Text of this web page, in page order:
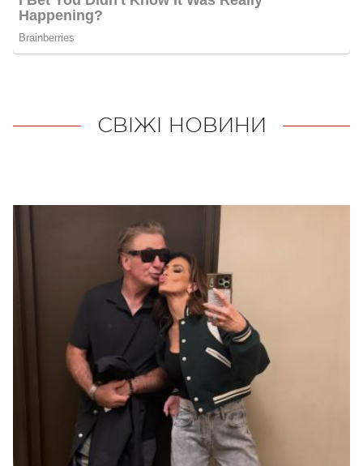
СВІЖІ НОВИНИ